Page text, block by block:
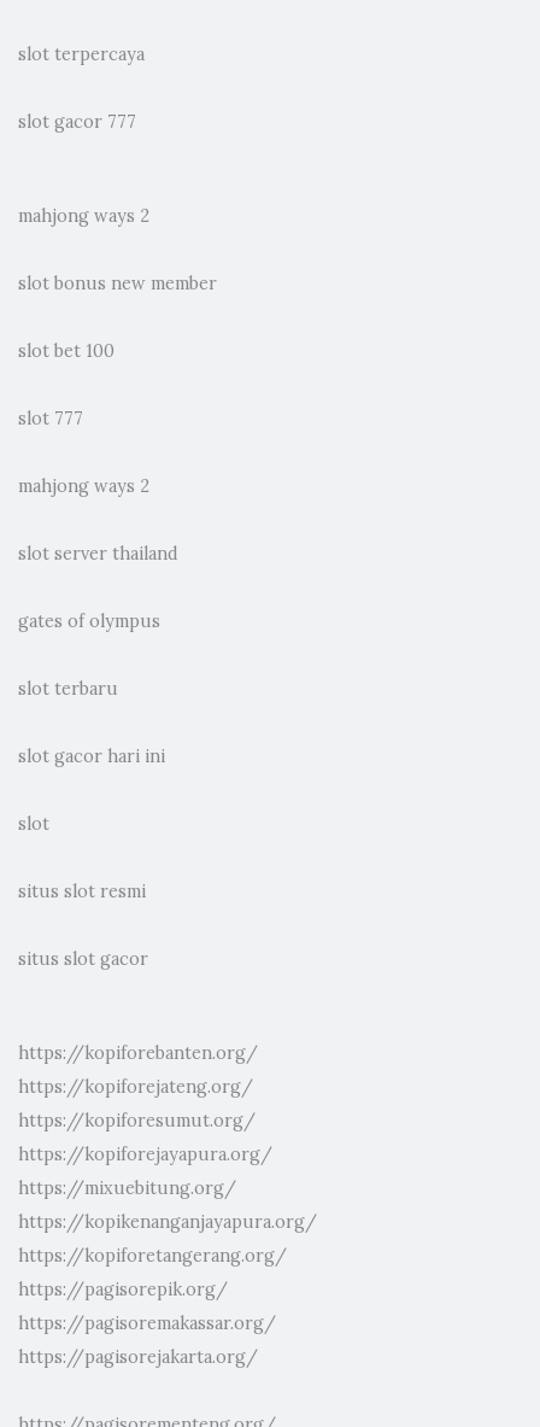
slot terpercaya
slot gacor 777
mahjong ways 2
slot bonus new member
slot bet 100
slot 777
mahjong ways 2
slot server thailand
gates of olympus
slot terbaru
slot gacor hari ini
slot
situs slot resmi
situs slot gacor
https://kopiforebanten.org/
https://kopiforejateng.org/
https://kopiforesumut.org/
https://kopiforejayapura.org/
https://mixuebitung.org/
https://kopikenanganjayapura.org/
https://kopiforetangerang.org/
https://pagisorepik.org/
https://pagisoremakassar.org/
https://pagisorejakarta.org/